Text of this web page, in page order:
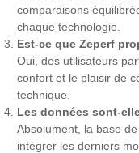
comparaisons
chaque technologie.
Est-ce que Zeperf
Oui, des utilisateurs
confort et le plaisir de
technique.
Les données sont-
Absolument, la base
intégrer les derniers